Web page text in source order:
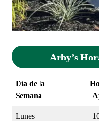
Arby’s
Día de la
Semana
Lunes